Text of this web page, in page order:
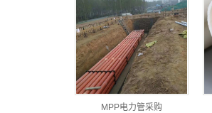
MPP电力管采购